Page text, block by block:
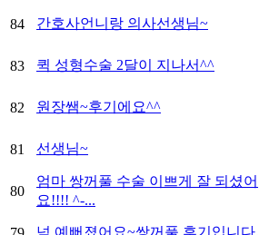
84 간호사언니랑 의사선생님~
83 퀵 성형수술 2달이 지나서^^
82 원장쌤~후기에요^^
81 선생님~
80
엄마 쌍꺼풀 수술 이쁘게 잘 되셨어
요!!!! ^-...
넘 예뻐졌어요~쌍꺼풀 후기입니다.